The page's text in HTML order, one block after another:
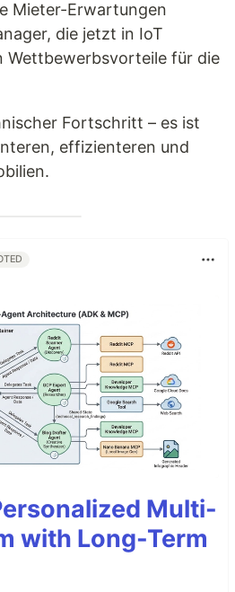
Mieter-Erwartungen
die jetzt in IoT
Wettbewerbsvorteile für die
Fortschritt – es ist
effizienteren und
Multi-
with Long-Term